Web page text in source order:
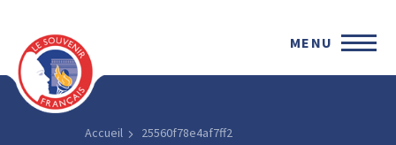
MENU
Accueil 25560f78e4af7ff2